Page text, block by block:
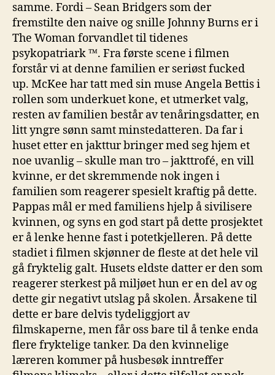
samme. Fordi – Sean Bridgers som der
fremstilte den naive og snille Johnny Burns er i
The Woman forvandlet til tidenes
psykopatriark ™. Fra første scene i filmen
forstår vi at denne familien er seriøst fucked
up. McKee har tatt med sin muse Angela Bettis i
rollen som underkuet kone, et utmerket valg,
resten av familien består av tenåringsdatter, en
litt yngre sønn samt minstedatteren. Da far i
huset etter en jakttur bringer med seg hjem et
noe uvanlig – skulle man tro – jakttrofé, en vill
kvinne, er det skremmende nok ingen i
familien som reagerer spesielt kraftig på dette.
Pappas mål er med familiens hjelp å sivilisere
kvinnen, og syns en god start på dette prosjektet
er å lenke henne fast i potetkjelleren. På dette
stadiet i filmen skjønner de fleste at det hele vil
gå fryktelig galt. Husets eldste datter er den som
reagerer sterkest på miljøet hun er en del av og
dette gir negativt utslag på skolen. Årsakene til
dette er bare delvis tydeliggjort av
filmskaperne, men får oss bare til å tenke enda
flere fryktelige tanker. Da den kvinnelige
læreren kommer på husbesøk inntreffer